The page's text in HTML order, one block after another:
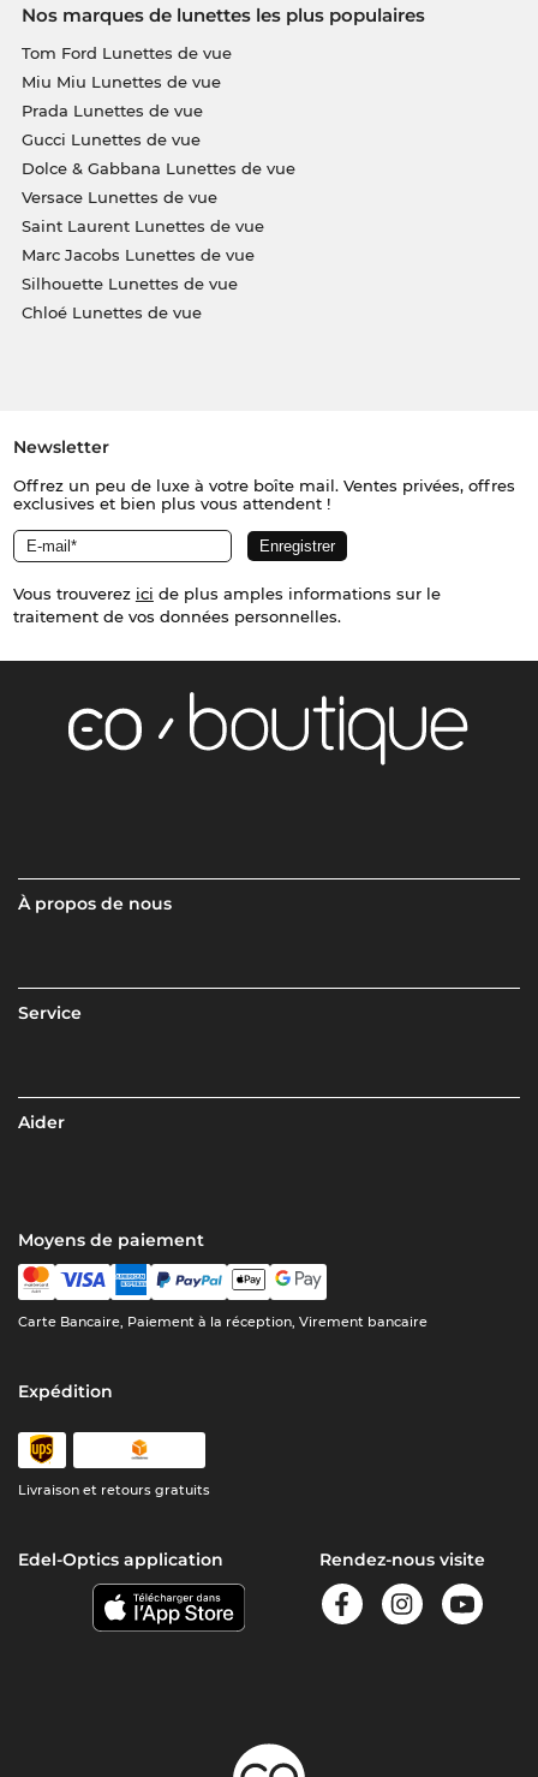
Nos marques de lunettes les plus populaires
Tom Ford Lunettes de vue
Miu Miu Lunettes de vue
Prada Lunettes de vue
Gucci Lunettes de vue
Dolce & Gabbana Lunettes de vue
Versace Lunettes de vue
Saint Laurent Lunettes de vue
Marc Jacobs Lunettes de vue
Silhouette Lunettes de vue
Chloé Lunettes de vue
Newsletter
Offrez un peu de luxe à votre boîte mail. Ventes privées, offres
exclusives et bien plus vous attendent !
Vous trouverez ici de plus amples informations sur le
traitement de vos données personnelles.
À propos de nous
Service
Aider
Moyens de paiement
Carte Bancaire, Paiement à la réception, Virement bancaire
Expédition
Livraison et retours gratuits
Edel-Optics application Rendez-nous visite